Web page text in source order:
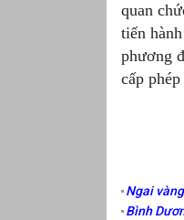
quan
tiến
phương
cấp
Ngai
Bình